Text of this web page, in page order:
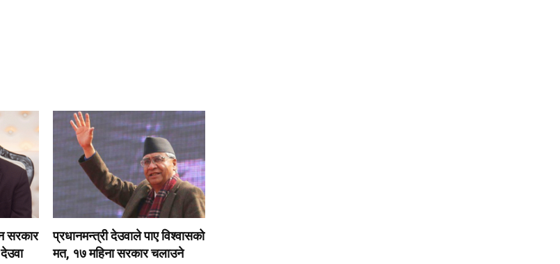
सरकार
प्रधानमन्त्री देउवाले पाए विश्वासको
मत, १७ महिना सरकार चलाउने